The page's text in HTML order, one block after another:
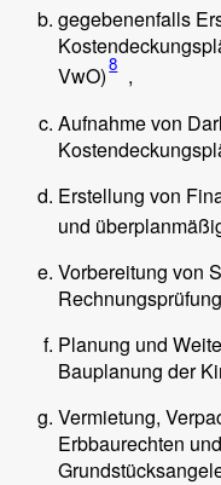
gegebenenfalls
VwO)8 ,
Aufnahme von
Erstellung von
und
Vorbereitung von
Planung und
Bauplanung der
Vermietung,
Erbbaurechten